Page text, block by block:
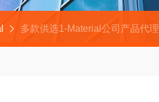
多款供选1-Material公司产品代理